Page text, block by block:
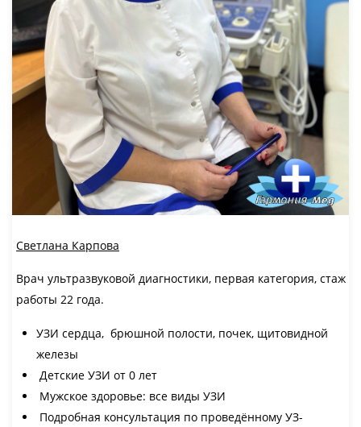
Светлана Карпова
Врач ультразвуковой диагностики, первая категория, стаж
работы 22 года.
УЗИ сердца, брюшной полости, почек, щитовидной
железы
Детские УЗИ от 0 лет
Мужское здоровье: все виды УЗИ
Подробная консультация по проведённому УЗ-